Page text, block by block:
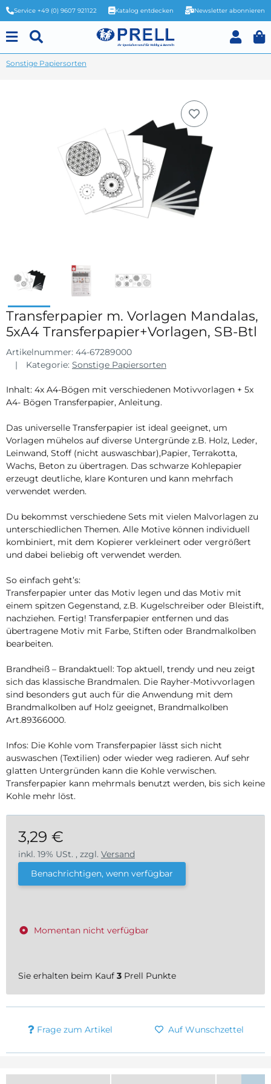
Service +49 (0) 9607 921122 Katalog entdecken Newsletter abonnieren
Sonstige Papiersorten
Transferpapier m. Vorlagen Mandalas,
5xA4 Transferpapier+Vorlagen, SB-Btl
Artikelnummer: 44-67289000
Kategorie: Sonstige Papiersorten
Inhalt: 4x A4-Bögen mit verschiedenen Motivvorlagen + 5x
A4- Bögen Transferpapier, Anleitung.
Das universelle Transferpapier ist ideal geeignet, um
Vorlagen mühelos auf diverse Untergründe z.B. Holz, Leder,
Leinwand, Stoff (nicht auswaschbar),Papier, Terrakotta,
Wachs, Beton zu übertragen. Das schwarze Kohlepapier
erzeugt deutliche, klare Konturen und kann mehrfach
verwendet werden.
Du bekommst verschiedene Sets mit vielen Malvorlagen zu
unterschiedlichen Themen. Alle Motive können individuell
kombiniert, mit dem Kopierer verkleinert oder vergrößert
und dabei beliebig oft verwendet werden.
So einfach geht’s:
Transferpapier unter das Motiv legen und das Motiv mit
einem spitzen Gegenstand, z.B. Kugelschreiber oder Bleistift,
nachziehen. Fertig! Transferpapier entfernen und das
übertragene Motiv mit Farbe, Stiften oder Brandmalkolben
bearbeiten.
Brandheiß – Brandaktuell: Top aktuell, trendy und neu zeigt
sich das klassische Brandmalen. Die Rayher-Motivvorlagen
sind besonders gut auch für die Anwendung mit dem
Brandmalkolben auf Holz geeignet, Brandmalkolben
Art.89366000.
Infos: Die Kohle vom Transferpapier lässt sich nicht
auswaschen (Textilien) oder wieder weg radieren. Auf sehr
glatten Untergründen kann die Kohle verwischen.
Transferpapier kann mehrmals benutzt werden, bis sich keine
Kohle mehr löst.
3,29 €
inkl. 19% USt. , zzgl. Versand
Benachrichtigen, wenn verfügbar
Momentan nicht verfügbar
Sie erhalten beim Kauf 3 Prell Punkte
Frage zum Artikel Auf Wunschzettel